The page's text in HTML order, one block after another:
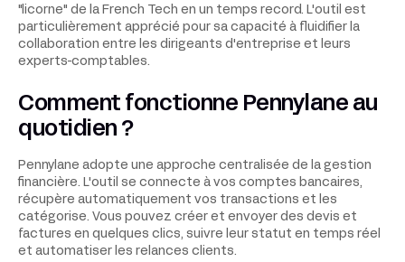
"licorne" de la French Tech en un temps record. L'outil est
particulièrement apprécié pour sa capacité à fluidifier la
collaboration entre les dirigeants d'entreprise et leurs
experts-comptables.
Comment fonctionne Pennylane au
quotidien ?
Pennylane adopte une approche centralisée de la gestion
financière. L'outil se connecte à vos comptes bancaires,
récupère automatiquement vos transactions et les
catégorise. Vous pouvez créer et envoyer des devis et
factures en quelques clics, suivre leur statut en temps réel
et automatiser les relances clients.